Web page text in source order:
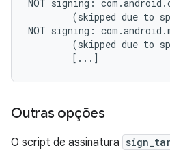
NOT signing:
(skipped due to
NOT signing:
(skipped due to
Outras opções
O script de assinatura